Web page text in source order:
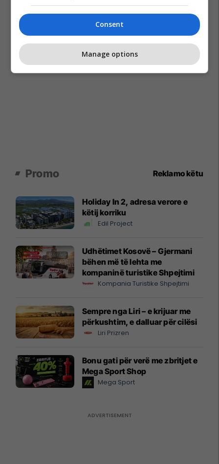
Promo Reklamo këtu
Holiday In 2, adresa verore e
këtij korriku
Edil Project
Udhëtimet Kosovë – Gjermani
bëhen më të lehta me
kompaninë turistike Shpejtimi
Kompania Turistike Shpejtimi
Sempre nga Liri – e krijuar me
përkushtim, e dalluar për cilësi
Liri Prizren
Bonu gati për verë me zbritjet e
Mega Sport Shop
Mega Sport
Consent
Manage options